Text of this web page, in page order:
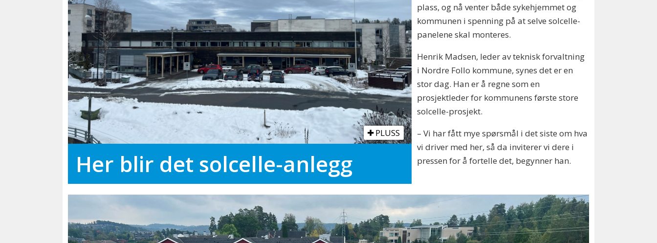
PLUSS
Her blir det solcelle-anlegg
plass, og nå venter både sykehjemmet og
kommunen i spenning på at selve solcelle-
panelene skal monteres.
Henrik Madsen, leder av teknisk forvaltning
i Nordre Follo kommune, synes det er en
stor dag. Han er å regne som en
prosjektleder for kommunens første store
solcelle-prosjekt.
– Vi har fått mye spørsmål i det siste om hva
vi driver med her, så da inviterer vi dere i
pressen for å fortelle det, begynner han.